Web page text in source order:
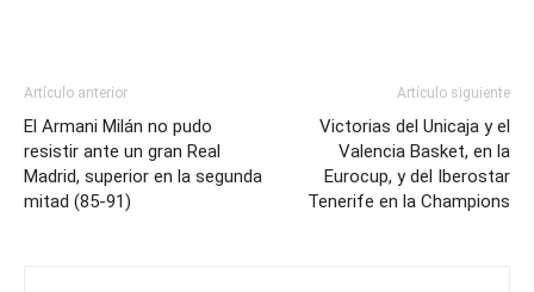
Artículo anterior
El Armani Milán no pudo
resistir ante un gran Real
Madrid, superior en la segunda
mitad (85-91)
Artículo siguiente
Victorias del Unicaja y el
Valencia Basket, en la
Eurocup, y del Iberostar
Tenerife en la Champions